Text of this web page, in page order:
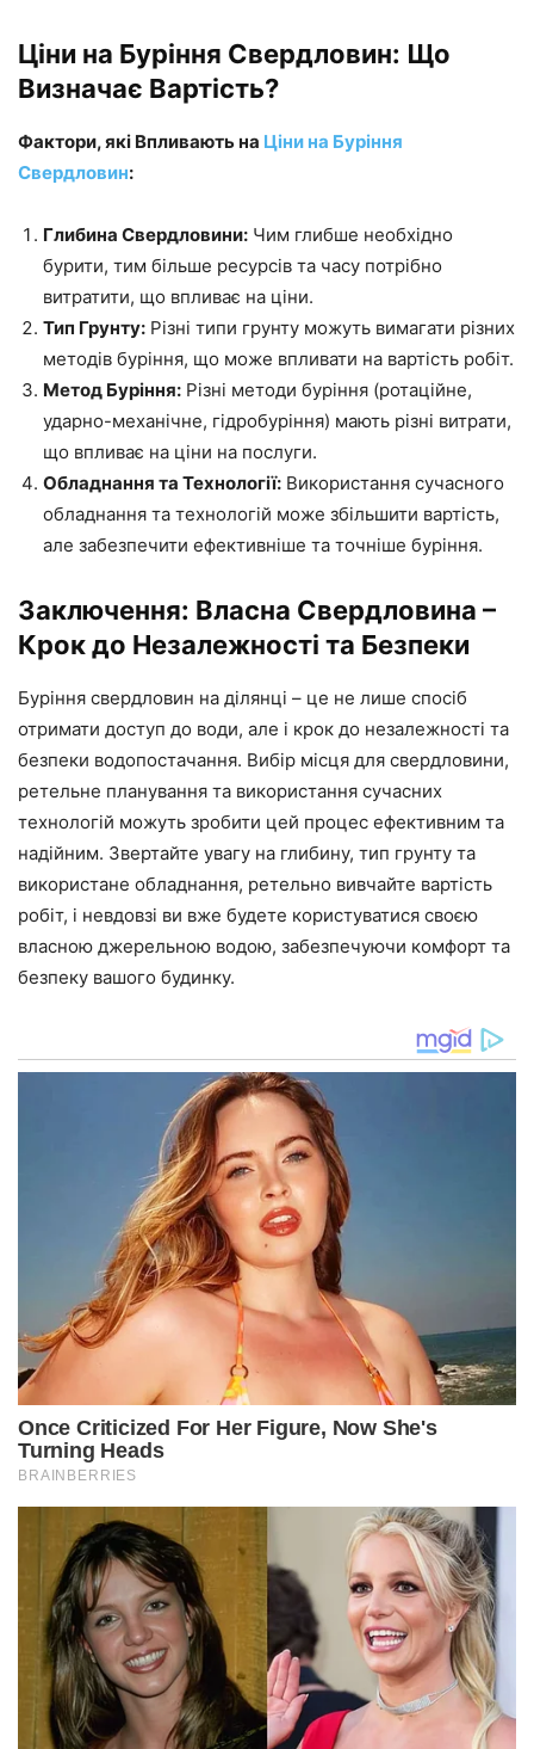
Ціни на Буріння Свердловин: Що
Визначає Вартість?
Фактори, які Впливають на Ціни на Буріння
Свердловин:
Глибина Свердловини: Чим глибше необхідно
бурити, тим більше ресурсів та часу потрібно
витратити, що впливає на ціни.
Тип Грунту: Різні типи грунту можуть вимагати різних
методів буріння, що може впливати на вартість робіт.
Метод Буріння: Різні методи буріння (ротаційне,
ударно-механічне, гідробуріння) мають різні витрати,
що впливає на ціни на послуги.
Обладнання та Технології: Використання сучасного
обладнання та технологій може збільшити вартість,
але забезпечити ефективніше та точніше буріння.
Заключення: Власна Свердловина –
Крок до Незалежності та Безпеки
Буріння свердловин на ділянці – це не лише спосіб
отримати доступ до води, але і крок до незалежності та
безпеки водопостачання. Вибір місця для свердловини,
ретельне планування та використання сучасних
технологій можуть зробити цей процес ефективним та
надійним. Звертайте увагу на глибину, тип грунту та
використане обладнання, ретельно вивчайте вартість
робіт, і невдовзі ви вже будете користуватися своєю
власною джерельною водою, забезпечуючи комфорт та
безпеку вашого будинку.